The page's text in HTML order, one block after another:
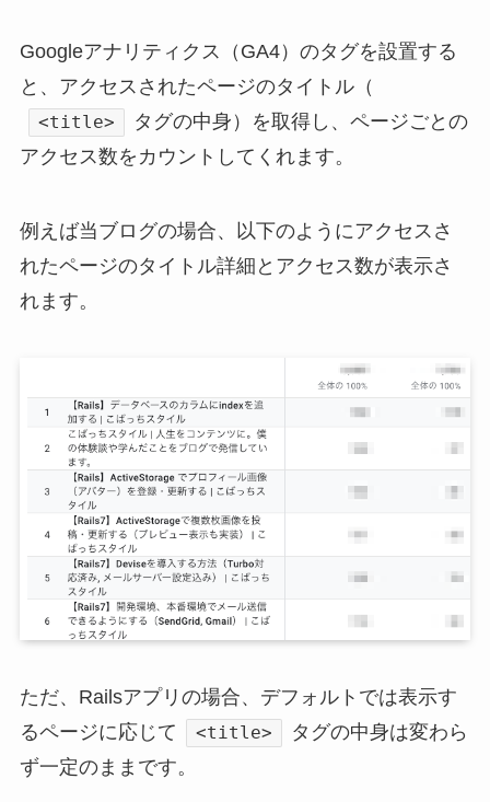
Googleアナリティクス（GA4）のタグを設置する
と、アクセスされたページのタイトル（
<title>
タグの中身）を取得し、ページごとの
アクセス数をカウントしてくれます。
例えば当ブログの場合、以下のようにアクセスさ
れたページのタイトル詳細とアクセス数が表示さ
れます。
ただ、Railsアプリの場合、デフォルトでは表示す
るページに応じて
<title>
タグの中身は変わら
ず一定のままです。